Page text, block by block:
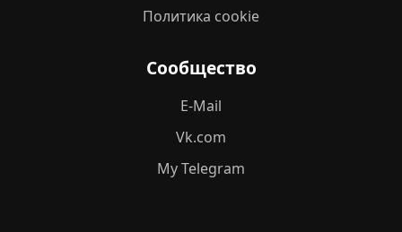
Политика cookie
Сообщество
E-Mail
Vk.com
My Telegram